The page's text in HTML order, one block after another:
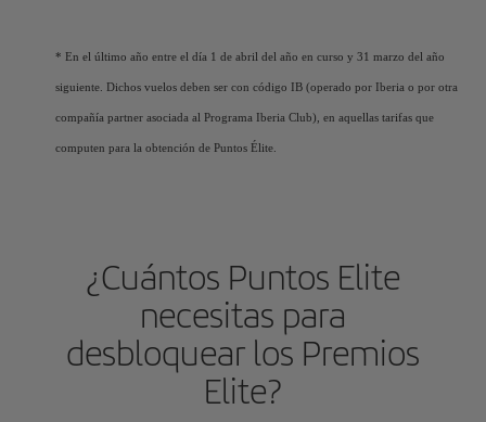
* En el último año entre el día 1 de abril del año en curso y 31 marzo del año
siguiente. Dichos vuelos deben ser con código IB (operado por Iberia o por otra
compañía partner asociada al Programa Iberia Club), en aquellas tarifas que
computen para la obtención de Puntos Élite.
¿Cuántos Puntos Elite
necesitas para
desbloquear los Premios
Elite?